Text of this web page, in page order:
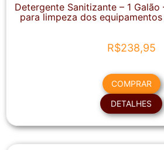
Detergente Sanitizante – 1
para limpeza dos
R$238,95
COMPRAR
DETALHES